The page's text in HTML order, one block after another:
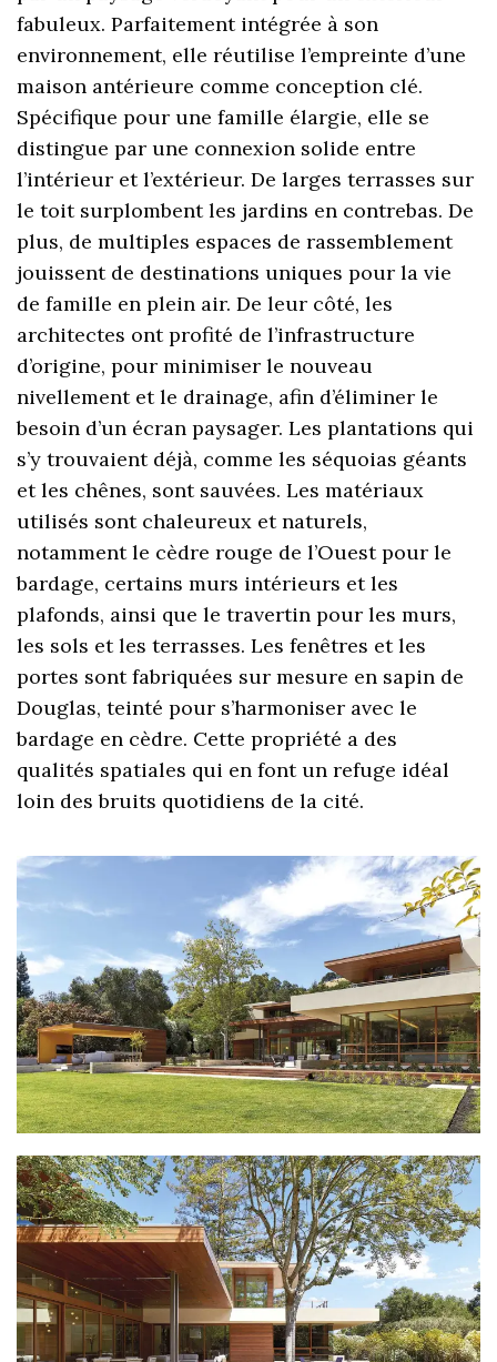
fabuleux. Parfaitement intégrée à son
environnement, elle réutilise l’empreinte d’une
maison antérieure comme conception clé.
Spécifique pour une famille élargie, elle se
distingue par une connexion solide entre
l’intérieur et l’extérieur. De larges terrasses sur
le toit surplombent les jardins en contrebas. De
plus, de multiples espaces de rassemblement
jouissent de destinations uniques pour la vie
de famille en plein air. De leur côté, les
architectes ont profité de l’infrastructure
d’origine, pour minimiser le nouveau
nivellement et le drainage, afin d’éliminer le
besoin d’un écran paysager. Les plantations qui
s’y trouvaient déjà, comme les séquoias géants
et les chênes, sont sauvées. Les matériaux
utilisés sont chaleureux et naturels,
notamment le cèdre rouge de l’Ouest pour le
bardage, certains murs intérieurs et les
plafonds, ainsi que le travertin pour les murs,
les sols et les terrasses. Les fenêtres et les
portes sont fabriquées sur mesure en sapin de
Douglas, teinté pour s’harmoniser avec le
bardage en cèdre. Cette propriété a des
qualités spatiales qui en font un refuge idéal
loin des bruits quotidiens de la cité.